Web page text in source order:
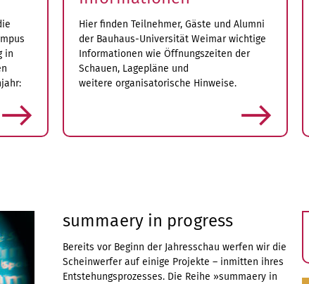
in
Hier finden Teilnehmer, Gäste und Alumni
der Bauhaus-Universität Weimar wichtige
Informationen wie Öffnungszeiten der
Schauen, Lagepläne und
weitere organisatorische Hinweise.
summaery in progress
Bereits vor Beginn der Jahresschau werfen wir die
Scheinwerfer auf einige Projekte – inmitten ihres
Entstehungsprozesses. Die Reihe »summaery in